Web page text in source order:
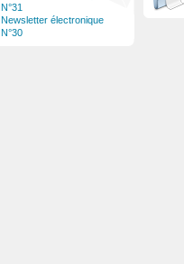
N°31
Newsletter électronique
N°30